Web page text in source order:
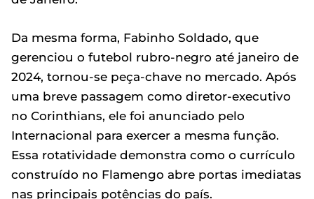
Da mesma forma, Fabinho Soldado, que
gerenciou o futebol rubro-negro até janeiro de
2024, tornou-se peça-chave no mercado. Após
uma breve passagem como diretor-executivo
no Corinthians, ele foi anunciado pelo
Internacional para exercer a mesma função.
Essa rotatividade demonstra como o currículo
construído no Flamengo abre portas imediatas
nas principais potências do país.